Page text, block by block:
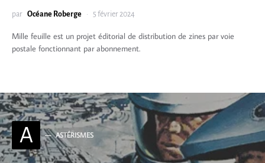
par Océane Roberge 5 février 2024
Mille feuille est un projet éditorial de distribution de zines par voie
postale fonctionnant par abonnement.
A ASTÉRISMES